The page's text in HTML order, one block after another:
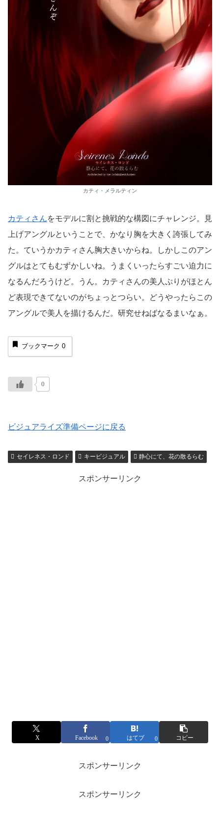
カティ・メラルティン
カティさんをモデルに割と挑戦的な構図にチャレンジ。見
上げアングルということで、かなり胸を大きく誇張してみ
た。ていうかカティさん胸大きいからね。しかしこのアン
グルはとてもむずかしいね。うまくいったらすごい迫力に
なるんだろうけど。うん。カティさんの美人ぷりがほとん
ど表現できてないのがちょっとつらい。どうやったらこの
アングルで美人を描けるんだ。研究せねばなるまいなぁ。
ブックマーク 0
0
ビジュアライズ準備ページに戻る
セイレネス・ロンド キービジュアル 静心にて、花の散るらむ
スポンサーリンク
X Facebook 0 はてブ 0 コピー
スポンサーリンク
スポンサーリンク